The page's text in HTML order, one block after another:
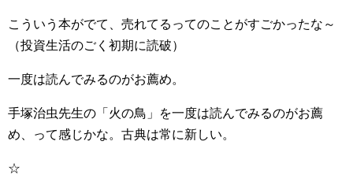
こういう本がでて、売れてるってのことがすごかったな～
（投資生活のごく初期に読破）
一度は読んでみるのがお薦め。
手塚治虫先生の「火の鳥」を一度は読んでみるのがお薦
め、って感じかな。古典は常に新しい。
☆